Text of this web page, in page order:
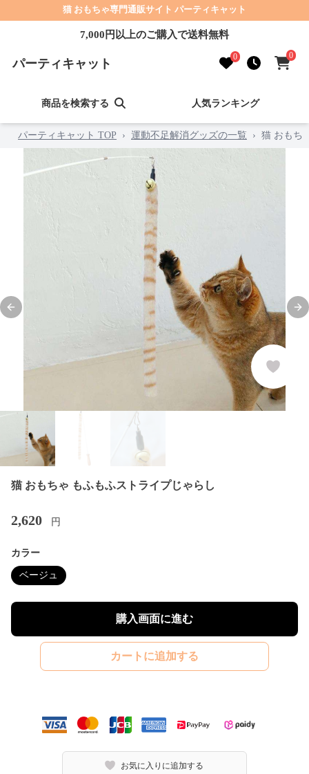
猫 おもちゃ専門通販サイト パーティキャット
7,000円以上のご購入で送料無料
パーティキャット 0 0
商品を検索する 人気ランキング
パーティキャット TOP › 運動不足解消グッズの一覧 › 猫 おもち
Previous slide
猫 おもちゃ もふもふストライプじゃらし
2,620 円
カラー
ベージュ
購入画面に進む
カートに追加する
お気に入りに追加する